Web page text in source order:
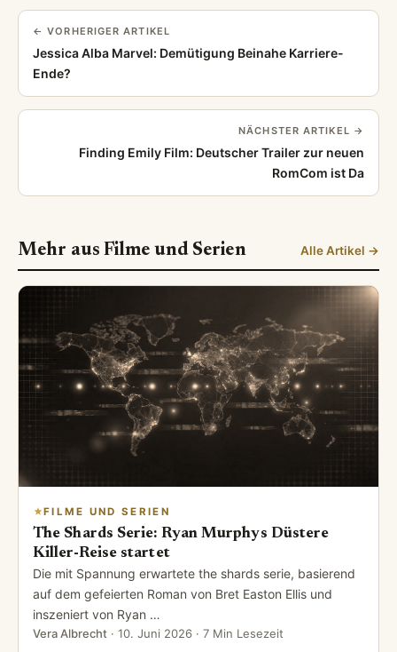
← VORHERIGER ARTIKEL
Jessica Alba Marvel: Demütigung Beinahe Karriere-
Ende?
NÄCHSTER ARTIKEL →
Finding Emily Film: Deutscher Trailer zur neuen
RomCom ist Da
Mehr aus Filme und Serien Alle Artikel →
FILME UND SERIEN
The Shards Serie: Ryan Murphys Düstere
Killer-Reise startet
Die mit Spannung erwartete the shards serie, basierend
auf dem gefeierten Roman von Bret Easton Ellis und
inszeniert von Ryan …
Vera Albrecht · 10. Juni 2026 · 7 Min Lesezeit